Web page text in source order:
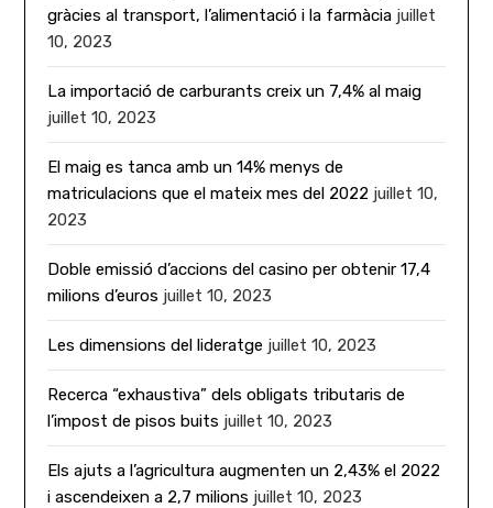
gràcies al transport, l’alimentació i la farmàcia juillet
10, 2023
La importació de carburants creix un 7,4% al maig
juillet 10, 2023
El maig es tanca amb un 14% menys de
matriculacions que el mateix mes del 2022 juillet 10,
2023
Doble emissió d’accions del casino per obtenir 17,4
milions d’euros juillet 10, 2023
Les dimensions del lideratge juillet 10, 2023
Recerca “exhaustiva” dels obligats tributaris de
l’impost de pisos buits juillet 10, 2023
Els ajuts a l’agricultura augmenten un 2,43% el 2022
i ascendeixen a 2,7 milions juillet 10, 2023